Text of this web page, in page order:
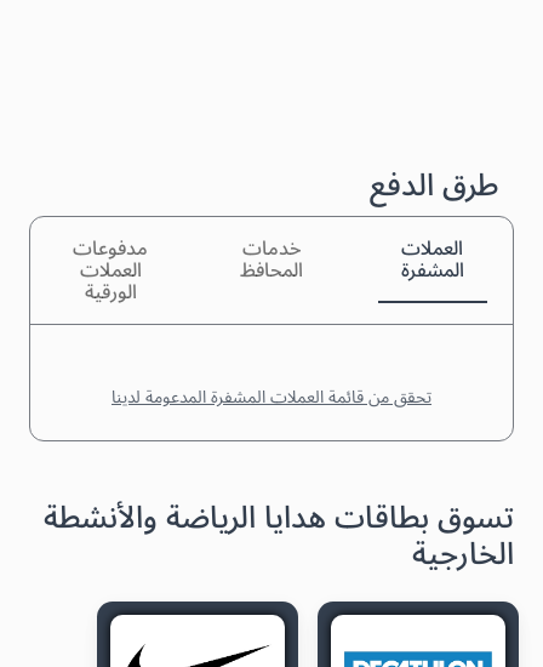
طرق الدفع
العملات
المشفرة
خدمات
المحافظ
مدفوعات
العملات
الورقية
تحقق من قائمة العملات المشفرة المدعومة لدينا
تسوق بطاقات هدايا الرياضة والأنشطة
الخارجية